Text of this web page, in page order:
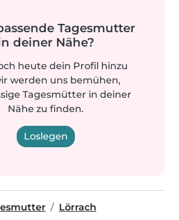
Tagesmutter
deiner Nähe?
heute dein Profil hinzu
werden uns bemühen,
Tagesmütter in deiner
Nähe zu finden.
Loslegen
Lörrach